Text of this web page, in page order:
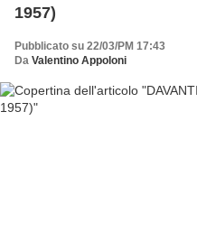
1957)
Pubblicato su 22/03/PM 17:43
Da Valentino Appoloni